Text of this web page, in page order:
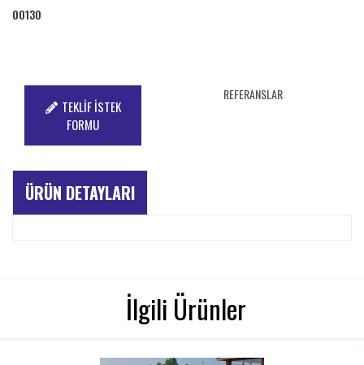
00130
TEKLİF İSTEK
FORMU
REFERANSLAR
ÜRÜN DETAYLARI
İlgili Ürünler